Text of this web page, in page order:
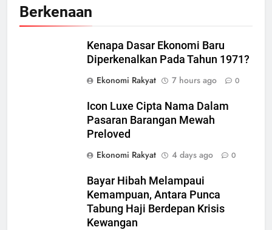
Berkenaan
Kenapa Dasar Ekonomi Baru
Diperkenalkan Pada Tahun 1971?
Ekonomi Rakyat
7 hours ago 0
Icon Luxe Cipta Nama Dalam
Pasaran Barangan Mewah
Preloved
Ekonomi Rakyat
4 days ago 0
Bayar Hibah Melampaui
Kemampuan, Antara Punca
Tabung Haji Berdepan Krisis
Kewangan